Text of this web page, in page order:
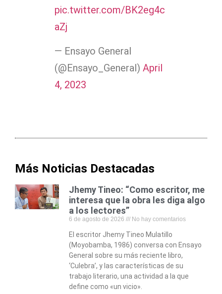
pic.twitter.com/BK2eg4c
aZj
— Ensayo General
(@Ensayo_General) April
4, 2023
Más Noticias Destacadas
Jhemy Tineo: “Como escritor, me
interesa que la obra les diga algo
a los lectores”
6 de agosto de 2026 No hay comentarios
El escritor Jhemy Tineo Mulatillo
(Moyobamba, 1986) conversa con Ensayo
General sobre su más reciente libro,
‘Culebra’, y las características de su
trabajo literario, una actividad a la que
define como «un vicio».